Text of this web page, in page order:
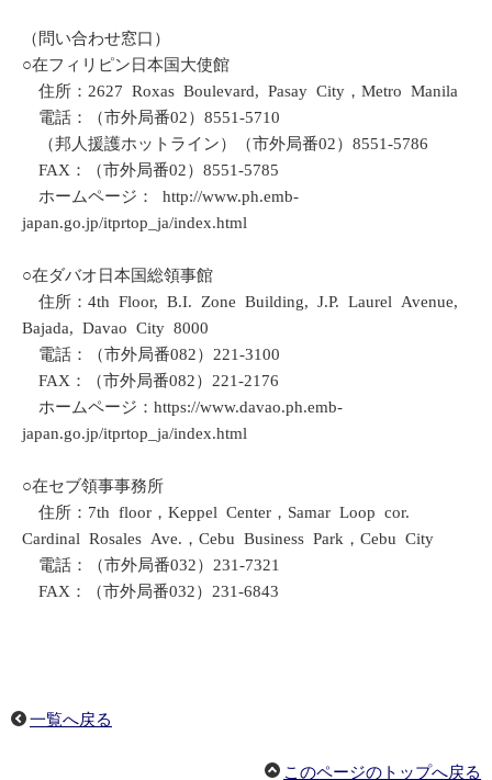
（問い合わせ窓口）
○在フィリピン日本国大使館
住所：2627 Roxas Boulevard, Pasay City，Metro Manila
電話：（市外局番02）8551-5710
（邦人援護ホットライン）（市外局番02）8551-5786
FAX：（市外局番02）8551-5785
ホームページ： http://www.ph.emb-
japan.go.jp/itprtop_ja/index.html
○在ダバオ日本国総領事館
住所：4th Floor, B.I. Zone Building, J.P. Laurel Avenue,
Bajada, Davao City 8000
電話：（市外局番082）221-3100
FAX：（市外局番082）221-2176
ホームページ：https://www.davao.ph.emb-
japan.go.jp/itprtop_ja/index.html
○在セブ領事事務所
住所：7th floor，Keppel Center，Samar Loop cor.
Cardinal Rosales Ave.，Cebu Business Park，Cebu City
電話：（市外局番032）231-7321
FAX：（市外局番032）231-6843
一覧へ戻る
このページのトップへ戻る